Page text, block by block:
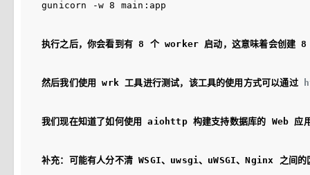
gunicorn -w 8 main:app
执行之后，你会看到有 8 个 worker 启动，这意味着会创建 8
然后我们使用 wrk 工具进行测试，该工具的使用方式可以通过
我们现在知道了如何使用 aiohttp 构建支持数据库的 Web 应
补充：可能有人分不清 WSGI、uwsgi、uWSGI、Nginx 之间的